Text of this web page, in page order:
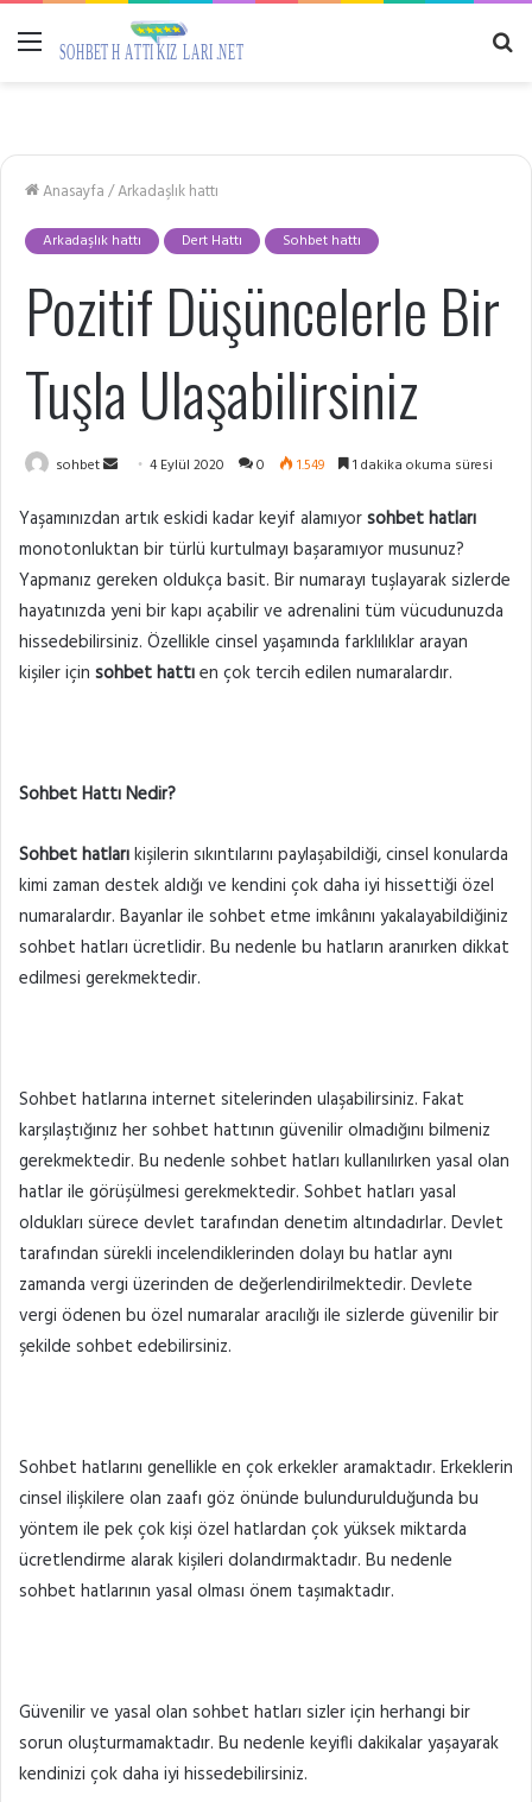
Menü
Anasayfa/Arkadaşlık hattı
Arkadaşlık hattı Dert Hattı Sohbet hattı
Pozitif Düşüncelerle Bir
Tuşla Ulaşabilirsiniz
sohbet
Bir
posta
göndermek
4 Eylül 2020 0 1.549 1 dakika okuma süresi
Yaşamınızdan artık eskidi kadar keyif alamıyorsohbet hatları
monotonluktan bir türlü kurtulmayı başaramıyor musunuz?
Yapmanız gereken oldukça basit. Bir numarayı tuşlayarak sizlerde
hayatınızda yeni bir kapı açabilir ve adrenalini tüm vücudunuzda
hissedebilirsiniz. Özellikle cinsel yaşamında farklılıklar arayan
kişiler için sohbet hattıen çok tercih edilen numaralardır.
Sohbet Hattı Nedir?
Sohbet hatlarıkişilerin sıkıntılarını paylaşabildiği, cinsel konularda
kimi zaman destek aldığı ve kendini çok daha iyi hissettiği özel
numaralardır. Bayanlar ile sohbet etme imkânını yakalayabildiğiniz
sohbet hatları ücretlidir. Bu nedenle bu hatların aranırken dikkat
edilmesi gerekmektedir.
Sohbet hatlarına internet sitelerinden ulaşabilirsiniz. Fakat
karşılaştığınız her sohbet hattının güvenilir olmadığını bilmeniz
gerekmektedir. Bu nedenle sohbet hatları kullanılırken yasal olan
hatlar ile görüşülmesi gerekmektedir. Sohbet hatları yasal
oldukları sürece devlet tarafından denetim altındadırlar. Devlet
tarafından sürekli incelendiklerinden dolayı bu hatlar aynı
zamanda vergi üzerinden de değerlendirilmektedir. Devlete
vergi ödenen bu özel numaralar aracılığı ile sizlerde güvenilir bir
şekilde sohbet edebilirsiniz.
Sohbet hatlarını genellikle en çok erkekler aramaktadır. Erkeklerin
cinsel ilişkilere olan zaafı göz önünde bulundurulduğunda bu
yöntem ile pek çok kişi özel hatlardan çok yüksek miktarda
ücretlendirme alarak kişileri dolandırmaktadır. Bu nedenle
sohbet hatlarının yasal olması önem taşımaktadır.
Güvenilir ve yasal olan sohbet hatları sizler için herhangi bir
sorun oluşturmamaktadır. Bu nedenle keyifli dakikalar yaşayarak
kendinizi çok daha iyi hissedebilirsiniz.